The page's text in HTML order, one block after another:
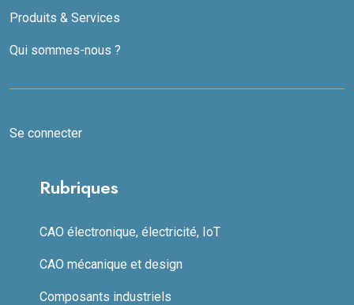
Produits & Services
Qui sommes-nous ?
Se connecter
Rubriques
CAO électronique, électricité, IoT
CAO mécanique et design
Composants industriels